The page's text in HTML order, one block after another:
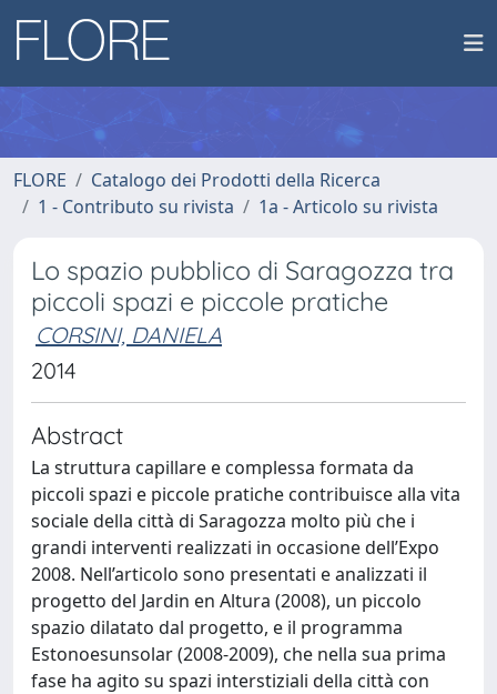
FLORE
Catalogo dei Prodotti della Ricerca
1 - Contributo su rivista
1a - Articolo su rivista
Lo spazio pubblico di Saragozza tra
piccoli spazi e piccole pratiche
CORSINI, DANIELA
2014
Abstract
La struttura capillare e complessa formata da
piccoli spazi e piccole pratiche contribuisce alla vita
sociale della città di Saragozza molto più che i
grandi interventi realizzati in occasione dell’Expo
2008. Nell’articolo sono presentati e analizzati il
progetto del Jardin en Altura (2008), un piccolo
spazio dilatato dal progetto, e il programma
Estonoesunsolar (2008-2009), che nella sua prima
fase ha agito su spazi interstiziali della città con